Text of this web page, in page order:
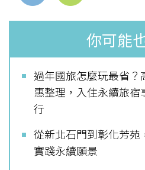
你可能
過年國旅怎麼玩最省？
惠整理，入住永續旅宿
行
從新北石門到彰化芳苑
實踐永續願景